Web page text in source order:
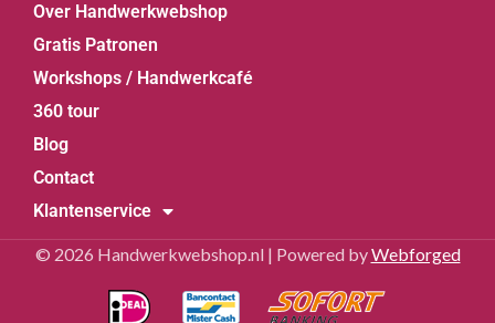
Over Handwerkwebshop
Gratis Patronen
Workshops / Handwerkcafé
360 tour
Blog
Contact
Klantenservice
© 2026 Handwerkwebshop.nl | Powered byWebforged